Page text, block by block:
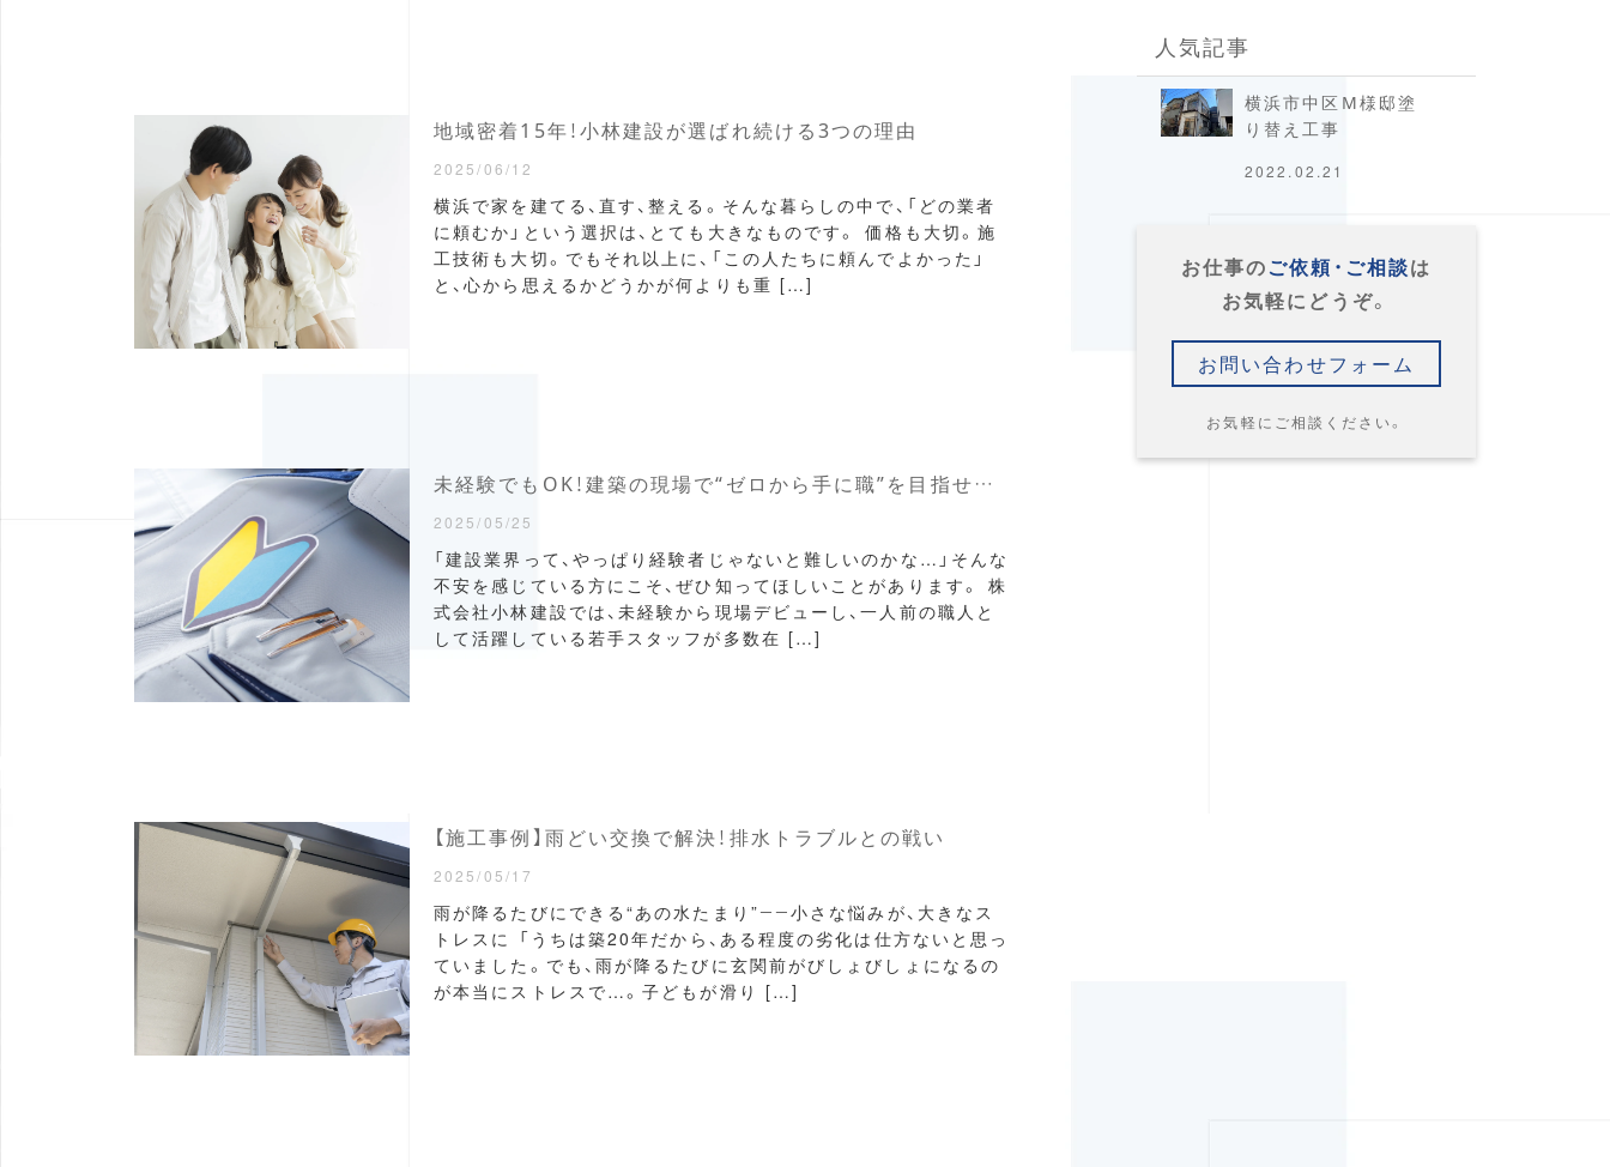
地域密着15年！小林建設が選ばれ続ける3つの理由
2025/06/12
横浜で家を建てる、直す、整える。そんな暮らしの中で、「どの業者
に頼むか」という選択は、とても大きなものです。 価格も大切。施
工技術も大切。でもそれ以上に、「この人たちに頼んでよかった」
と、心から思えるかどうかが何よりも重 […]
未経験でもOK！建築の現場で“ゼロから手に職”を目指せる仕事とは？
2025/05/25
「建設業界って、やっぱり経験者じゃないと難しいのかな…」そんな
不安を感じている方にこそ、ぜひ知ってほしいことがあります。 株
式会社小林建設では、未経験から現場デビューし、一人前の職人と
して活躍している若手スタッフが多数在 […]
【施工事例】雨どい交換で解決！排水トラブルとの戦い
2025/05/17
雨が降るたびにできる“あの水たまり”――小さな悩みが、大きなス
トレスに 「うちは築20年だから、ある程度の劣化は仕方ないと思っ
ていました。でも、雨が降るたびに玄関前がびしょびしょになるの
が本当にストレスで…。子どもが滑り […]
人気記事
横浜市中区M様邸塗
り替え工事
2022.02.21
お仕事のご依頼・ご相談は
お気軽にどうぞ。
お問い合わせフォーム
お気軽にご相談ください。